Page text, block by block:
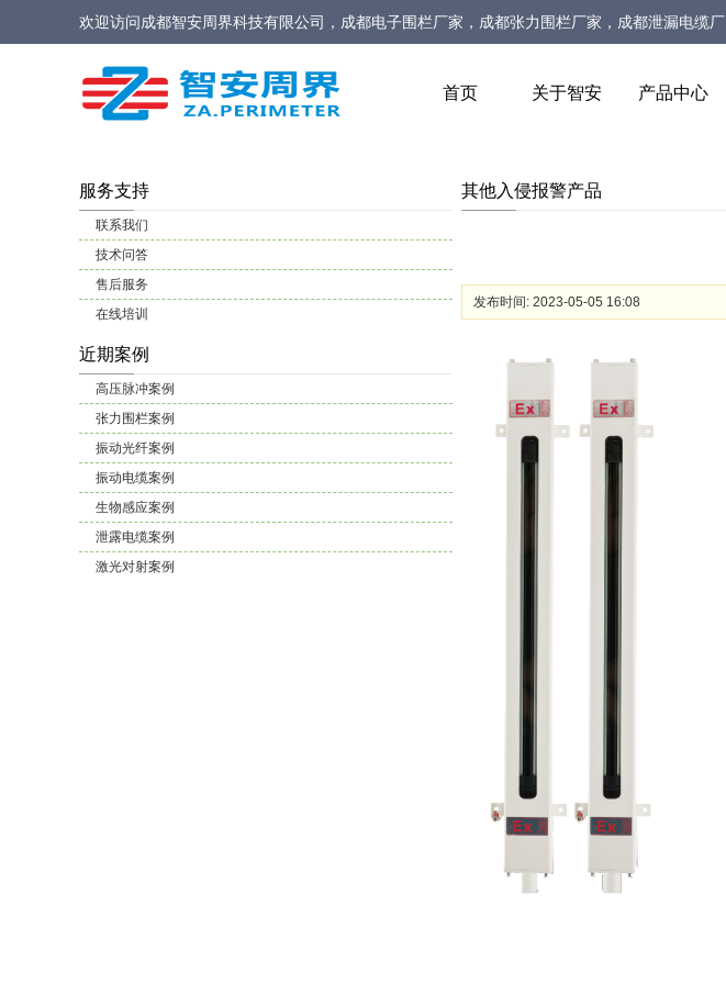
欢迎访问成都智安周界科技有限公司，成都电子围栏厂家，成都张力围栏厂家，成都泄漏电缆厂
家，定位型振动光缆厂家，定位型振动光纤报警系统厂家，生物静电感应电缆厂家
首页 关于智安 产品中心
服务支持
联系我们
技术问答
售后服务
在线培训
近期案例
高压脉冲案例
张力围栏案例
振动光纤案例
振动电缆案例
生物感应案例
泄露电缆案例
激光对射案例
其他入侵报警产品
发布时间: 2023-05-05 16:08